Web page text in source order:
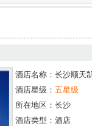
酒店名称：长沙顺天
酒店星级： 五星级
所在地区：长沙
酒店类型：酒店